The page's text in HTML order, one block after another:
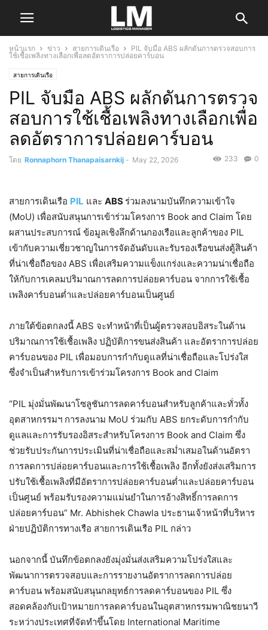
หน้าแรก ข่าว สายการเดินเรือ
PIL จับมือ ABS ผลักดันการตรวจสอบการ
ใช้เชื้อเพลิงทางเลือกเพื่อลดอัตราการปล่อยคาร์บอน
สายการเดินเรือ
PIL จับมือ ABS ผลักดันการตรวจ
สอบการใช้เชื้อเพลิงทางเลือกเพื่อ
ลดอัตราการปล่อยคาร์บอน
โดย Ronnaphorn Thanapaisarnkij - May 22, 2026 0
233
สายการเดินเรือ PIL และ ABS ร่วมลงนามบันทึกความเข้าใจ
(MoU) เพื่อสนับสนุนการเข้าร่วมโครงการ Book and Claim โดย
ผสานประสบการณ์ ข้อมูลเชิงลึกด้านกองเรือและลูกค้าของ PIL
เข้ากับความเชี่ยวชาญในการจัดอันดับและรับรองเรือขนส่งตู้สินค้า
ที่น่าเชื่อถือของ ABS เพื่อเสริมความแข็งแกร่งและความน่าเชื่อถือ
ให้กับการเคลมปริมาณการลดการปล่อยคาร์บอน จากการใช้เชื้อ
เพลิงคาร์บอนต่ำและปล่อยคาร์บอนเป็นศูนย์
ภายใต้ข้อตกลงนี้ ABS จะทำหน้าที่เป็นผู้ตรวจสอบอิสระในด้าน
ปริมาณการใช้เชื้อเพลิง ปฏิบัติการขนส่งสินค้า และอัตราการปล่อย
คาร์บอนของ PIL เพื่อมอบการกำกับดูแลที่น่าเชื่อถือและโปร่งใส
ซึ่งจำเป็นสำหรับการเข้าร่วมโครงการ Book and Claim
“PIL มุ่งมั่นพัฒนาโซลูชันการลดคาร์บอนสำหรับลูกค้าและทั่วทั้ง
อุตสาหกรรมฯ การลงนาม MoU ร่วมกับ ABS ยกระดับการกำกับ
ดูแลและการรับรองอิสระสำหรับโครงการ Book and Claim ซึ่ง
ช่วยรับประกันการประเมินที่น่าเชื่อถือและสม่ำเสมอในด้านอัตรา
การลดการปล่อยคาร์บอนและการใช้เชื้อเพลิง อีกทั้งยังส่งเสริมการ
ปรับใช้เชื้อเพลิงที่มีอัตราการปล่อยคาร์บอนต่ำและปล่อยคาร์บอน
เป็นศูนย์ พร้อมรับรองความแม่นยำในการอ้างสิทธิ์การลดการ
ปล่อยคาร์บอน” Mr. Abhishek Chawla ประธานเจ้าหน้าที่บริหาร
ฝ่ายปฏิบัติการทางเรือ สายการเดินเรือ PIL กล่าว
นอกจากนี้ บันทึกข้อตกลงยังมุ่งมั่นส่งเสริมความโปร่งใสและ
พัฒนาการตรวจสอบและการรายงานอัตราการลดการปล่อย
คาร์บอน พร้อมสนับสนุนกลยุทธ์การลดคาร์บอนของ PIL ซึ่ง
สอดคล้องกับเป้าหมายการลดคาร์บอนในอุตสาหกรรมพาณิชยนาวี
ระหว่างประเทศที่จัดทำขึ้นโดย International Maritime